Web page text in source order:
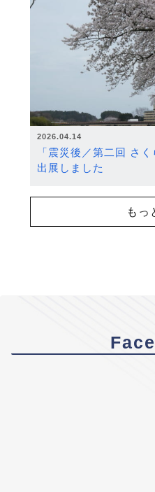
2026.04.14
「震災後／第二回 さ
出展しました
もっ